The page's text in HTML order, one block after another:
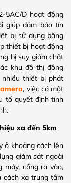
5AC/D hoạt động
giúp đảm bảo tín
bị sử dụng băng
thiết bị hoạt động
bị suy giảm chất
khu đô thị đông
thiết bị phát
, việc có một
tố quyết định tính
xa đến 5km
ở khoảng cách lên
giám sát ngoài
máy, cổng ra vào,
cách xa trung tâm